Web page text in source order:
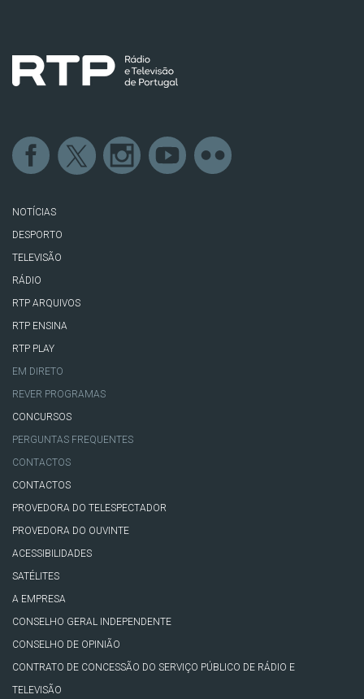
NOTÍCIAS
DESPORTO
TELEVISÃO
RÁDIO
RTP ARQUIVOS
RTP ENSINA
RTP PLAY
EM DIRETO
REVER PROGRAMAS
CONCURSOS
PERGUNTAS FREQUENTES
CONTACTOS
CONTACTOS
PROVEDORA DO TELESPECTADOR
PROVEDORA DO OUVINTE
ACESSIBILIDADES
SATÉLITES
A EMPRESA
CONSELHO GERAL INDEPENDENTE
CONSELHO DE OPINIÃO
CONTRATO DE CONCESSÃO DO SERVIÇO PÚBLICO DE RÁDIO E
TELEVISÃO